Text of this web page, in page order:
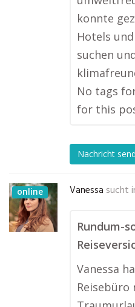
konnte
Hotels
suchen
No tags
for this
Nachricht
online Vanessa sucht
Rundum-
Vanessa